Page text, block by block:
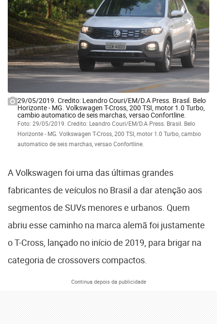
29/05/2019. Credito: Leandro Couri/EM/D.A Press. Brasil. Belo
Horizonte - MG. Volkswagen T-Cross, 200 TSI, motor 1.0 Turbo,
cambio automatico de seis marchas, versao Confortline.
Foto: 29/05/2019. Credito: Leandro Couri/EM/D.A Press. Brasil. Belo
Horizonte - MG. Volkswagen T-Cross, 200 TSI, motor 1.0 Turbo, cambio
automatico de seis marchas, versao Confortline.
A Volkswagen foi uma das últimas grandes
fabricantes de veículos no Brasil a dar atenção aos
segmentos de SUVs menores e urbanos. Quem
abriu esse caminho na marca alemã foi justamente
o T-Cross, lançado no início de 2019, para brigar na
categoria de crossovers compactos.
Continua depois da publicidade